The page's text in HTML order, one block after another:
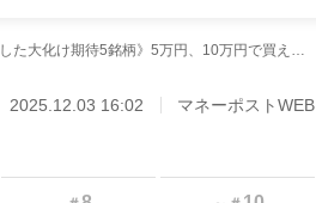
《元手200万→10億円のDAIBOUCHOU氏が厳選した大化け期待5銘柄》5万円、10万円で買えるブライダル、マンションリノベ、消費者金融ほか、地政学リスクの影響を受けにくい上昇期待の割安小型株を詳細解説
2025.12.03 16:02 マネーポストWEB